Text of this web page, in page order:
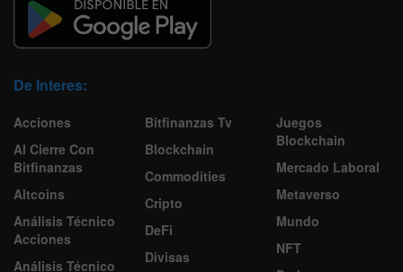
De Interes:
Acciones
Al Cierre Con
Bitfinanzas
Altcoins
Análisis Técnico
Acciones
Análisis Técnico
Bitfinanzas Tv
Blockchain
Commodities
Cripto
DeFi
Divisas
Juegos
Blockchain
Mercado Laboral
Metaverso
Mundo
NFT